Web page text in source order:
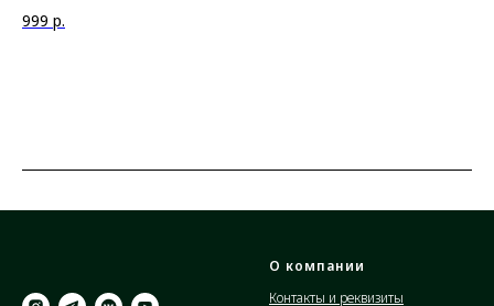
999 р.
О компании
Контакты и реквизиты